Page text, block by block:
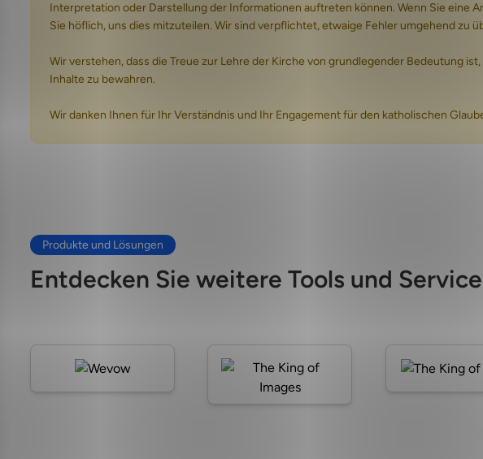
Interpretation oder Darstellung der Informationen auftreten können. Wenn Sie
Sie höflich, uns dies mitzuteilen. Wir sind verpflichtet, etwaige Fehler umgehend zu
Wir verstehen, dass die Treue zur Lehre der Kirche von grundlegender Bedeutung
Inhalte zu bewahren.
Wir danken Ihnen für Ihr Verständnis und Ihr Engagement für den katholischen
Produkte und Lösungen
Entdecken Sie weitere Tools und